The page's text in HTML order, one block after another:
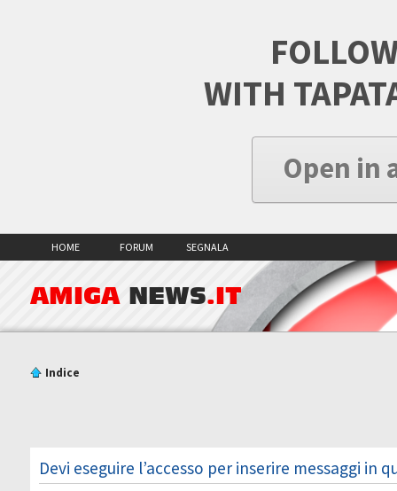
WITH
Open in
HOME FORUM SEGNALA
AMIGA NEWS.IT
Indice
Devi eseguire l’accesso per inserire messaggi in